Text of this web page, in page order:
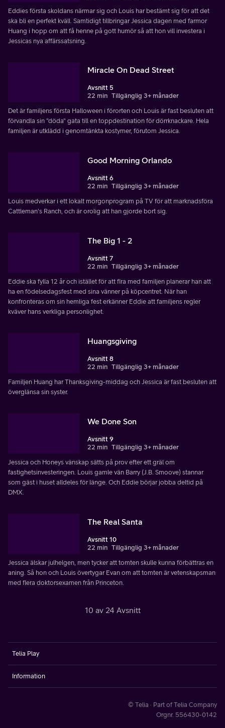
Eddies första skoldans närmar sig och Louis har bestämt sig för att det
ska bli en perfekt kväll. Samtidigt tillbringar Jessica dagen med farmor
Huang i hopp om att få henne på gott humör så att hon vill investera i
Jessicas nya affärssatsning.
Miracle On Dead Street
Avsnitt 5
22 min Tillgänglig 3+ månader
Det är familjens första Halloween i förorten och Louis är fast besluten att
förvandla sin "döda" gata till en toppdestination för dörrknackare. Hela
familjen är utklädd i genomtänkta kostymer, förutom Jessica.
Good Morning Orlando
Avsnitt 6
22 min Tillgänglig 3+ månader
Louis medverkar i ett lokalt morgonprogram på TV för att marknadsföra
Cattleman's Ranch, och är orolig att han gjorde bort sig.
The Big 1 - 2
Avsnitt 7
22 min Tillgänglig 3+ månader
Eddie ska fylla 12 år och istället för att fira med familjen planerar han att
ha en födelsedagsfest med sina vänner på köpcentret. När han
konfronteras om sin hemliga fest erkänner Eddie att familjens regler
kväver hans verkliga personlighet.
Huangsgiving
Avsnitt 8
22 min Tillgänglig 3+ månader
Familjen Huang har Thanksgiving-middag och Jessica är fast besluten att
överglänsa sin syster.
We Done Son
Avsnitt 9
22 min Tillgänglig 3+ månader
Jessica och Honeys vänskap sätts på prov efter ett gräl om
fastighetsinvesteringen. Louis gamle vän Barry (J.B. Smoove) stannar
som gäst i huset alldeles för länge. Och Eddie börjar jobba deltid på
DMX.
The Real Santa
Avsnitt 10
22 min Tillgänglig 3+ månader
Jessica älskar julhelgen, men tycker att tomten skulle kunna förbättras en
aning. Så hon och Louis övertygar Evan om att tomten är vetenskapsman
med flera doktorsexamen från Princeton.
10 av 24 Avsnitt
Telia Play
Information
© Telia · Part of Telia Company
Orgnr. 556430-0142